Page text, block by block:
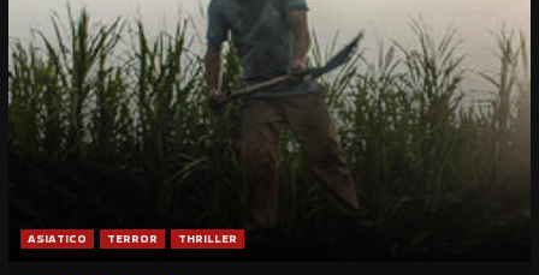
ASIATICO TERROR THRILLER